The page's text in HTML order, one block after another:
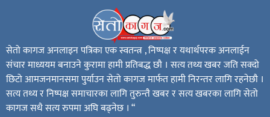
सेतो कागज अनलाइन पत्रिका एक स्वतन्त्र , निष्पक्ष र यथार्थपरक अनलाईन
संचार माध्ययम बनाउने कुरामा हामी प्रतिबद्ध छौ । सत्य तथ्य खबर जति सक्दो
छिटो आमजनमानसमा पुर्याउन सेतो कागज मार्फत हामी निरन्तर लागि रहनेछौ ।
सत्य तथ्य र निष्पक्ष समाचारका लागि तुरुन्तै खबर र सत्य खबरका लागि सेतो
कागज सधै सत्य रुपमा अघि बढ्नेछ । “